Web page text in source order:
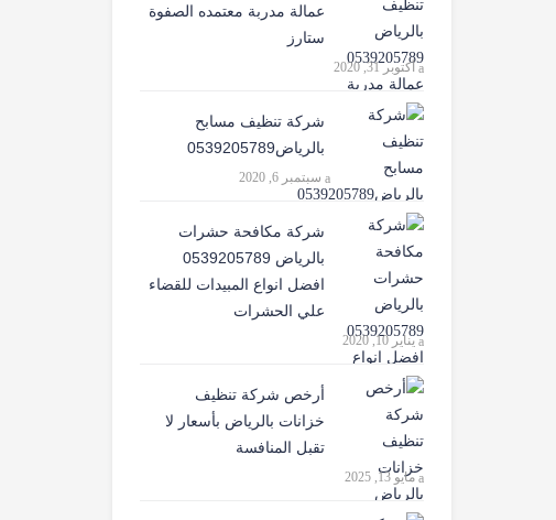
عمالة مدربة معتمده الصفوة
ستارز
أكتوبر 31, 2020
شركة تنظيف مسابح
بالرياض0539205789
سبتمبر 6, 2020
شركة مكافحة حشرات
بالرياض 0539205789
افضل انواع المبيدات للقضاء
علي الحشرات
يناير 10, 2020
أرخص شركة تنظيف
خزانات بالرياض بأسعار لا
تقبل المنافسة
مايو 13, 2025